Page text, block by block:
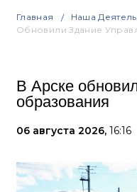
Главная Наша
Обновили Здание
В Арске
образования
06 августа 2026, 16:16